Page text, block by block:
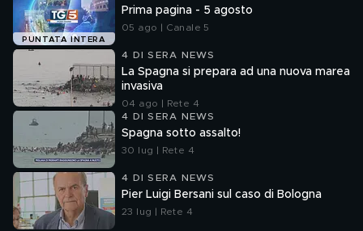
PUNTATA INTERA
Prima pagina - 5 agosto
05 ago | Canale 5
4 DI SERA NEWS
La Spagna si prepara ad una nuova marea
invasiva
04 ago | Rete 4
4 DI SERA NEWS
Spagna sotto assalto!
30 lug | Rete 4
4 DI SERA NEWS
Pier Luigi Bersani sul caso di Bologna
23 lug | Rete 4